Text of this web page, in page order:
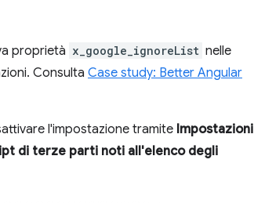
proprietà x_google_ignoreList nelle
Consulta Case study: Better Angular
l'impostazione tramite Impostazioni
di terze parti noti all'elenco degli